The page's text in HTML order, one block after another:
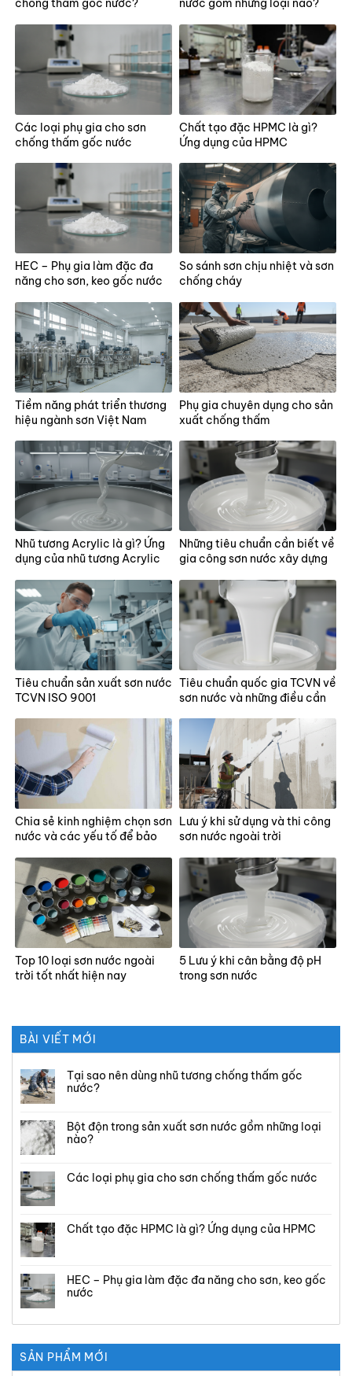
BÀI VIẾT MỚI
Tại sao nên dùng nhũ tương chống thấm gốc
nước?
Bột độn trong sản xuất sơn nước gồm những loại
nào?
Các loại phụ gia cho sơn chống thấm gốc nước
Chất tạo đặc HPMC là gì? Ứng dụng của HPMC
HEC – Phụ gia làm đặc đa năng cho sơn, keo gốc
nước
SẢN PHẨM MỚI
chống thấm gốc nước? nước gồm những loại nào?
Các loại phụ gia cho sơn
chống thấm gốc nước
Chất tạo đặc HPMC là gì?
Ứng dụng của HPMC
HEC – Phụ gia làm đặc đa
năng cho sơn, keo gốc nước
So sánh sơn chịu nhiệt và sơn
chống cháy
Tiềm năng phát triển thương
hiệu ngành sơn Việt Nam
Phụ gia chuyên dụng cho sản
xuất chống thấm
Nhũ tương Acrylic là gì? Ứng
dụng của nhũ tương Acrylic
Những tiêu chuẩn cần biết về
gia công sơn nước xây dựng
Tiêu chuẩn sản xuất sơn nước
TCVN ISO 9001
Tiêu chuẩn quốc gia TCVN về
sơn nước và những điều cần
Chia sẻ kinh nghiệm chọn sơn
nước và các yếu tố để bảo
Lưu ý khi sử dụng và thi công
sơn nước ngoài trời
Top 10 loại sơn nước ngoài
trời tốt nhất hiện nay
5 Lưu ý khi cân bằng độ pH
trong sơn nước